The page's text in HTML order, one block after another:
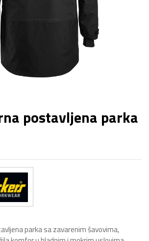
postavljena parka
parka sa zavarenim šavovima,